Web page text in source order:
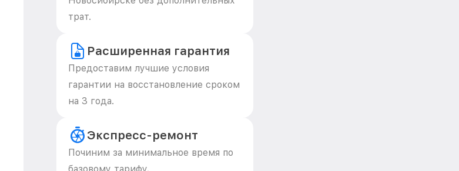
трат.
Расширенная гарантия
Предоставим лучшие условия
гарантии на восстановление сроком
на 3 года.
Экспресс-ремонт
Починим за минимальное время по